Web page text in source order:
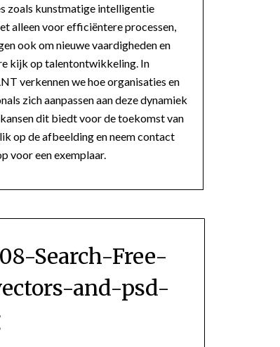
zoals kunstmatige intelligentie
alleen voor efficiëntere processen,
ook om nieuwe vaardigheden en
kijk op talentontwikkeling. In
verkennen we hoe organisaties en
zich aanpassen aan deze dynamiek
dit biedt voor de toekomst van
op de afbeelding en neem contact
voor een exemplaar.
Search-Free-
and-psd-